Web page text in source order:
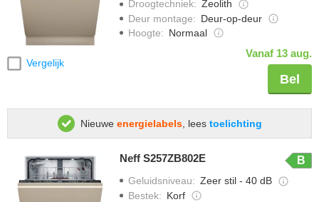
Vergelijk
Droogtechniek: Zeolith
Deur montage: Deur-op-deur
Hoogte: Normaal
Vanaf 13 aug.
Bel
Nieuwe energielabels, lees toelichting
Neff S257ZB802E B
Geluidsniveau: Zeer stil - 40 dB
Bestek: Korf